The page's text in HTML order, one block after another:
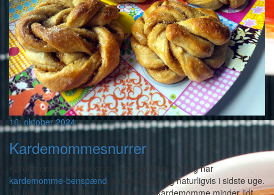
16. oktober 2024
Kardemommesnurrer
Kardemommesnurrer er jo et oplagt valg, når jeg har
kardemomme-benspænd , så det bagte jeg naturligvis i sidste uge.
De bløde, lækre boller med sukker og kardemomme minder lidt